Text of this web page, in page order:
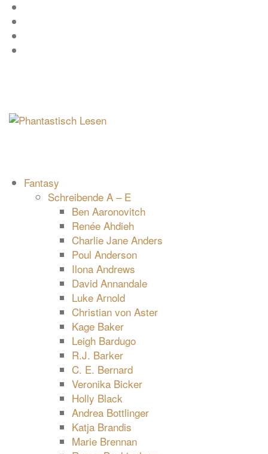
Zum
Inhalt
springen
Fantasy
Schreibende A – E
Ben Aaronovitch
Renée Ahdieh
Charlie Jane Anders
Poul Anderson
Ilona Andrews
David Annandale
Luke Arnold
Christian von Aster
Kage Baker
Leigh Bardugo
R.J. Barker
C. E. Bernard
Veronika Bicker
Holly Black
Andrea Bottlinger
Katja Brandis
Marie Brennan